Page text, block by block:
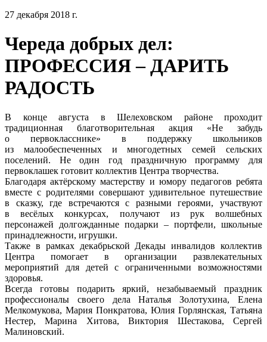
27 декабря 2018 г.
Череда добрых дел:
ПРОФЕССИЯ – ДАРИТЬ
РАДОСТЬ
В конце августа в Шелеховском районе проходит
традиционная благотворительная акция «Не забудь
о первокласснике» в поддержку школьников
из малообеспеченных и многодетных семей сельских
поселений. Не один год праздничную программу для
первоклашек готовит коллектив Центра творчества.
Благодаря актёрскому мастерству и юмору педагогов ребята
вместе с родителями совершают удивительное путешествие
в сказку, где встречаются с разными героями, участвуют
в весёлых конкурсах, получают из рук волшебных
персонажей долгожданные подарки – портфели, школьные
принадлежности, игрушки.
Также в рамках декабрьской Декады инвалидов коллектив
Центра помогает в организации развлекательных
мероприятий для детей с ограниченными возможностями
здоровья.
Всегда готовы подарить яркий, незабываемый праздник
профессионалы своего дела Наталья Золотухина, Елена
Мелкомукова, Мария Понкратова, Юлия Горлянская, Татьяна
Нестер, Марина Хитова, Виктория Шестакова, Сергей
Малиновский.